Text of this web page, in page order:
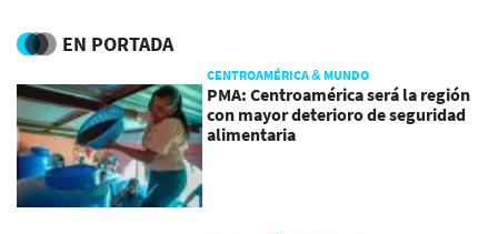
EN PORTADA
CENTROAMÉRICA & MUNDO
PMA: Centroamérica será la región
con mayor deterioro de seguridad
alimentaria